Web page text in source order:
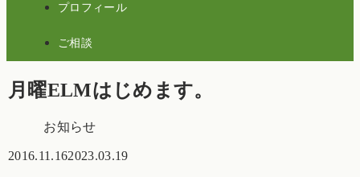
プロフィール
ご相談
月曜ELMはじめます。
お知らせ
2016.11.162023.03.19